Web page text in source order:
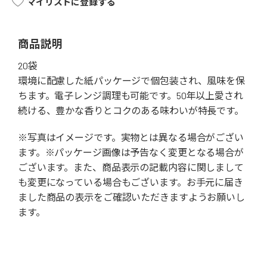
商品説明
20袋
環境に配慮した紙パッケージで個包装され、風味を保
ちます。電子レンジ調理も可能です。50年以上愛され
続ける、豊かな香りとコクのある味わいが特長です。
※写真はイメージです。実物とは異なる場合がござい
ます。※パッケージ画像は予告なく変更となる場合が
ございます。また、商品表示の記載内容に関しまして
も変更になっている場合もございます。お手元に届き
ました商品の表示をご確認いただきますようお願いし
ます。